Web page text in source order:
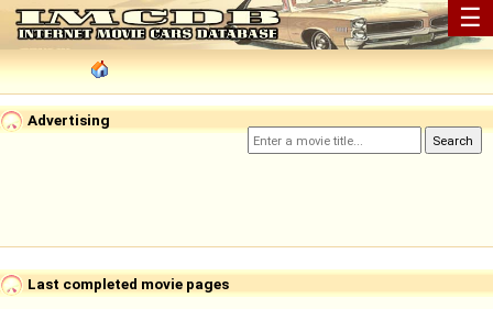
☰
Advertising
Last completed movie pages